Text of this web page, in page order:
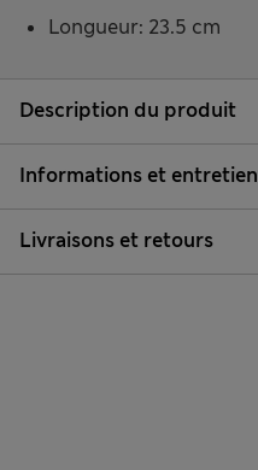
Description du produit
Informations et entretien
Livraisons et retours
Longueur: 23.5 cm